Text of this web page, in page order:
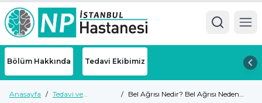
Bölüm Hakkında Tedavi Ekibimiz
Anasayfa / Tedavi ve
/
Bel Ağrısı Nedir? Bel Ağrısı Neden